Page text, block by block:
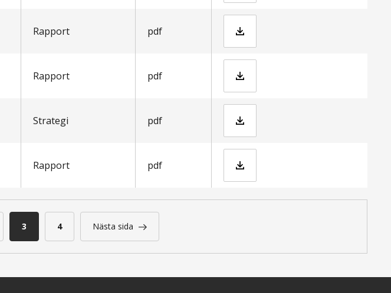
Rapport pdf
Rapport pdf
Strategi pdf
Rapport pdf
Nuvarande
sida
3 Sida
4 Nästa sida Nästa
sida